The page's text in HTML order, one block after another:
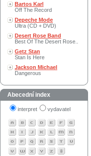
Bartos Karl
Off The Record
Depeche Mode
Ultra (CD + DVD)
Desert Rose Band
Best Of The Desert Rose..
Getz Stan
Stan Is Here
Jackson Michael
Dangerous
Abecední index
interpret vydavatel